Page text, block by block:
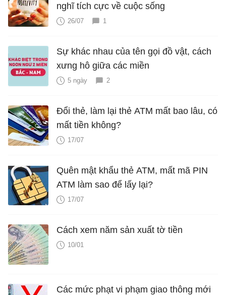
nghĩ tích cực về cuộc sống
26/07 1
Sự khác nhau của tên gọi đồ vật, cách
xưng hô giữa các miền
5 ngày 2
Đổi thẻ, làm lại thẻ ATM mất bao lâu, có
mất tiền không?
17/07
Quên mật khẩu thẻ ATM, mất mã PIN
ATM làm sao để lấy lại?
17/07
Cách xem năm sản xuất tờ tiền
10/01
Các mức phạt vi phạm giao thông mới